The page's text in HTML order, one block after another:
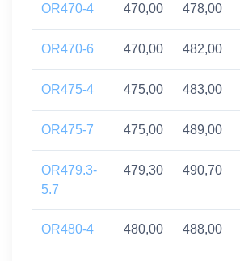
OR470-4 470,00 478,00
OR470-6 470,00 482,00
OR475-4 475,00 483,00
OR475-7 475,00 489,00
OR479.3-
5.7
479,30 490,70
OR480-4 480,00 488,00